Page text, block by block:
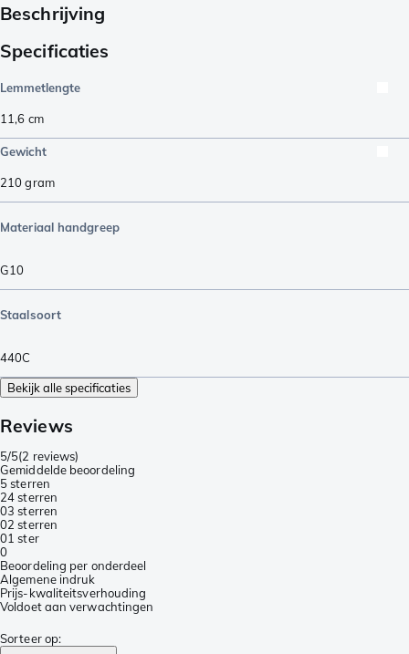
Beschrijving
Specificaties
Lemmetlengte
11,6 cm
Gewicht
210gram
Materiaal handgreep
G10
Staalsoort
440C
Bekijk alle specificaties
Reviews
5/5(2 reviews)
Gemiddelde beoordeling
5 sterren
24 sterren
03 sterren
02 sterren
01 ster
0
Beoordeling per onderdeel
Algemene indruk
Prijs-kwaliteitsverhouding
Voldoet aan verwachtingen
Sorteer op: